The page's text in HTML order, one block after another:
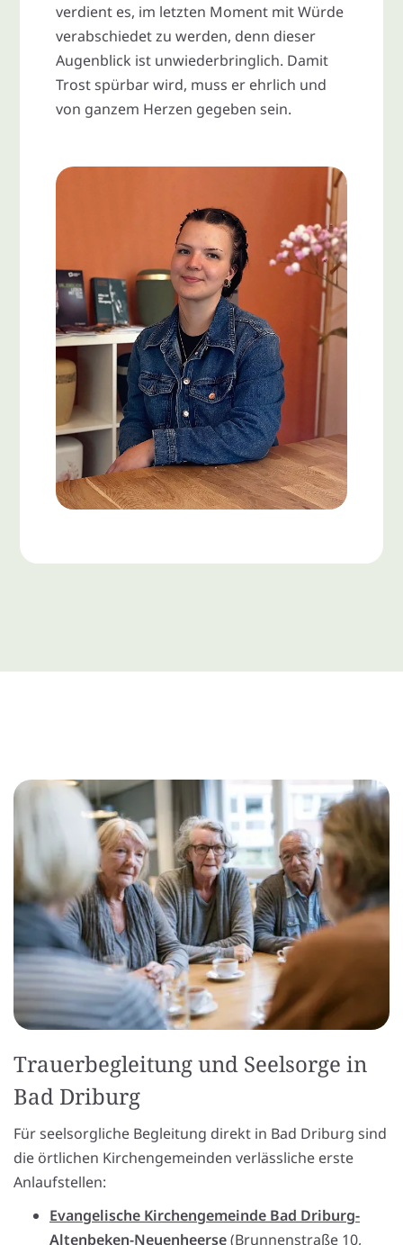
verdient es, im letzten Moment mit Würde
verabschiedet zu werden, denn dieser
Augenblick ist unwiederbringlich. Damit
Trost spürbar wird, muss er ehrlich und
von ganzem Herzen gegeben sein.
Trauerbegleitung und Seelsorge in
Bad Driburg
Für seelsorgliche Begleitung direkt in Bad Driburg sind
die örtlichen Kirchengemeinden verlässliche erste
Anlaufstellen:
Evangelische Kirchengemeinde Bad Driburg-
Altenbeken-Neuenheerse(Brunnenstraße 10,